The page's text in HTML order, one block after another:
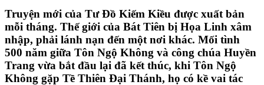
Truyện mới của Tư Đồ Kiếm Kiều được xuất bản
mỗi tháng. Thế giới của Bát Tiên bị Họa Linh xâm
nhập, phải lánh nạn đến một nơi khác. Mối tình
500 năm giữa Tôn Ngộ Không và công chúa Huyền
Trang vừa bắt đầu lại đã kết thúc, khi Tôn Ngộ
Không gặp Tề Thiên Đại Thánh, họ có kề vai tác